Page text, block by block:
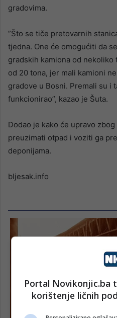
gradovima.
”Što se tiče pretovarnih
tjedna. One će omogućiti da
gradskih kamiona od
od 20 tona, jer mali kamioni
gradove u Bosni. Premali su i
funkcionirao”, kazao je Šuta.
Dodao je kako će upravo
preuzimati otpad i voziti ga
deponijama.
bljesak.info
Portal Novikonjic.ba
korištenje ličnih